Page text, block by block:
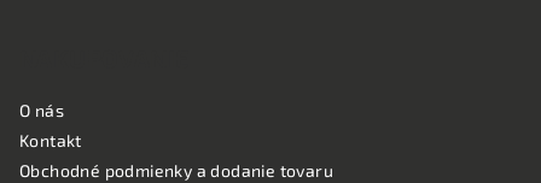
O nás
Kontakt
Obchodné podmienky a dodanie tovaru